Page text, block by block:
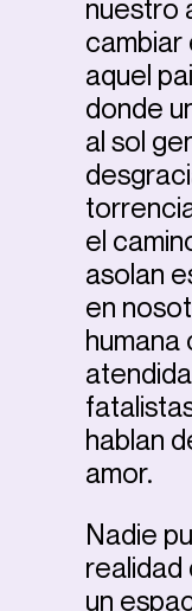
nuestro
aquel
donde
al sol
el
asolan
en
humana
hablan
amor.
Nadie
un